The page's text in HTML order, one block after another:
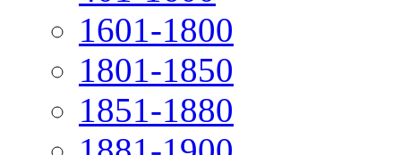
1601-1800
1801-1850
1851-1880